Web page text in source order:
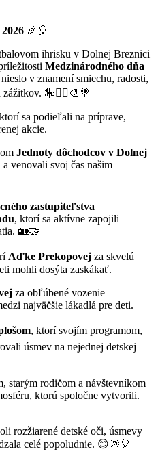
🎉🎈
ihrisku v Dolnej Breznici
Medzinárodného dňa
v znamení smiechu, radosti,
🎠🤸‍♀️🎨🍭
sa podieľali na príprave,
akcie.
Jednoty dôchodcov v Dolnej
venovali svoj čas našim
zastupiteľstva
, ktorí sa aktívne zapojili
🏡🤝
Aďke Prekopovej za skvelú
mohli dosýta zaskákať.
za obľúbené vozenie
najväčšie lákadlá pre deti.
, ktorí svojím programom,
úsmev na nejednej detskej
starým rodičom a návštevníkom
ktorú spoločne vytvorili.
rozžiarené detské oči, úsmevy
celé popoludnie. 😊🌞🎈